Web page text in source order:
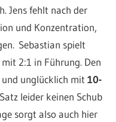
Jens fehlt nach der
und Konzentration,
Sebastian spielt
2:1 in Führung. Den
und unglücklich mit10-
leider keinen Schub
sorgt also auch hier